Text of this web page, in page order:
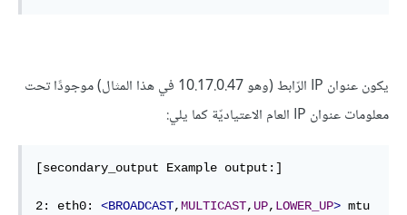
يكون عنوان IP الرّابط (وهو 10.17.0.47 في هذا المثال) موجودًا تحت
معلومات عنوان IP العام الاعتياديّة كما يلي:
[secondary_output Example output:]
2: eth0: <BROADCAST,MULTICAST, UP, LOWER_UP> mtu